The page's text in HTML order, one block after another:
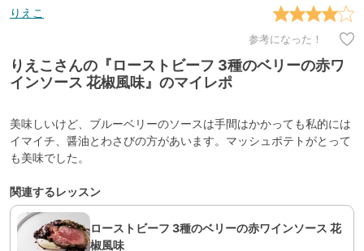
りえこ
参考になった！
りえこさんの『ローストビーフ 3種のベリーの赤ワ
インソース 花椒風味』のマイレポ
美味しいけど、ブルーベリーのソースは手間はかかっても私的には
イマイチ、醤油とわさびの方があいます。マッシュポテトがとって
も美味でした。
関連するレッスン
ローストビーフ 3種のベリーの赤ワインソース 花
椒風味